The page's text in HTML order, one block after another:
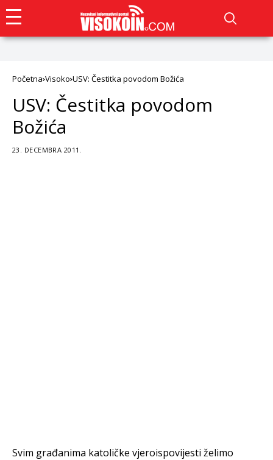
Početna Visoko USV: Čestitka povodom Božića
USV: Čestitka povodom
Božića
23. DECEMBRA 2011.
Svim građanima katoličke vjeroispovijesti želimo